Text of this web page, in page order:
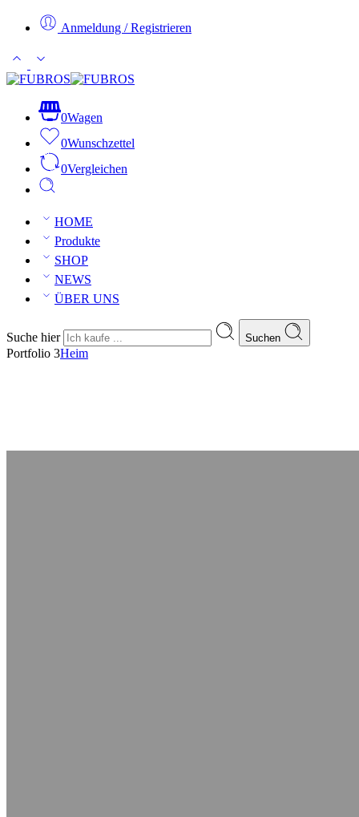
Anmeldung / Registrieren
0Wagen
0Wunschzettel
0Vergleichen
HOME
Produkte
SHOP
NEWS
ÜBER UNS
Suche hier Suchen
Portfolio 3Heim